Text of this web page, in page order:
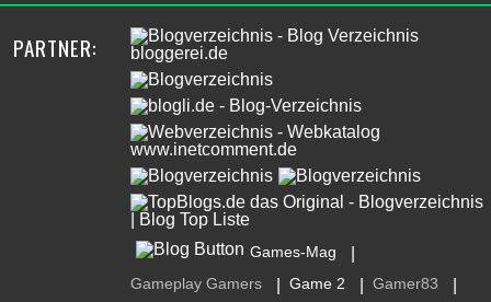
PARTNER:
Games-Mag
Gameplay Gamers Game 2 Gamer83